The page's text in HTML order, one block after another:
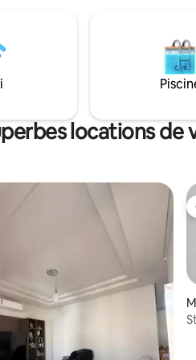
locations de
sur 5, 7 commentaires